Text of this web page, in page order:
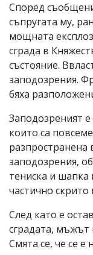
Според
съпругата му,
мощната
сграда в
състояние.
заподозрения.
бяха
Заподозреният
които са
разпространена
заподозрения,
тениска и
частично скрито
След като е
сградата, мъжът
Смята се, че се е